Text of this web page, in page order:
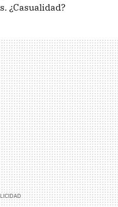
¿Casualidad?